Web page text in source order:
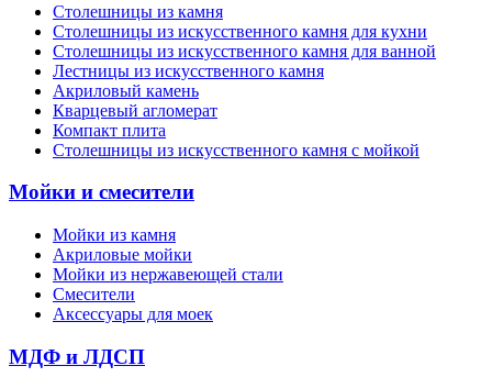
Столешницы из камня
Cтолешницы из искусственного камня для кухни
Cтолешницы из искусственного камня для ванной
Лестницы из искусственного камня
Акриловый камень
Кварцевый агломерат
Компакт плита
Столешницы из искусственного камня с мойкой
Мойки и смесители
Мойки из камня
Акриловые мойки
Мойки из нержавеющей стали
Смесители
Аксессуары для моек
МДФ и ЛДСП